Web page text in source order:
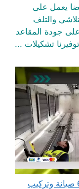
يعمل على
والتلف
جودة المقاعد
تشكيلات ...
صيانة مصاعد في الكويت 65542233 صيانة وتركيب